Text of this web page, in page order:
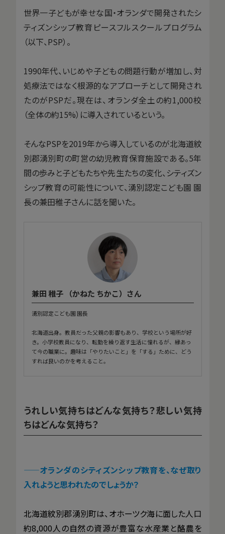
世界一子どもが幸せな国・オランダで開発されたシ
ティズンシップ教育ピースフルスクールプログラム
（以下、PSP）。
1990年代、いじめや子どもの問題行動が増加し、対
処療法ではなく根源的なアプローチとして開発され
たのがPSPだ。現在は、オランダ全土の約1,000校
（全体の約15%）に導入されているという。
そんなPSPを2019年から導入しているのが北海道紋
別郡湧別町の町営の幼児教育保育施設である。5年
間の歩みと子どもたちや先生たちの変化、シティズン
シップ教育の可能性について、湧別認定こども園 園
長の兼田稚子さんに話を聞いた。
兼田 稚子 （かねた ちかこ）さん
湧別認定こども園 園長
北海道出身。教員だった父親の影響もあり、学校という場所が好
き。小学校教員になり、転勤を繰り返す生活に憧れるが、縁あっ
て今の職業に。趣味は「やりたいこと」を「する」ために、どう
すれば良いのかを考えること。
うれしい気持ちはどんな気持ち？悲しい気持
ちはどんな気持ち？
——オランダのシティズンシップ教育を、なぜ取り
入れようと思われたのでしょうか？
北海道紋別郡湧別町は、オホーツク海に面した人口
約8,000人の自然の資源が豊富な水産業と酪農を